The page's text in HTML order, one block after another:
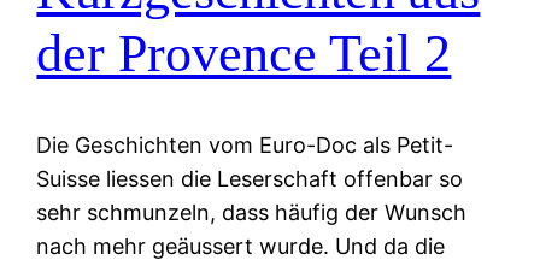
der Provence Teil 2
Die Geschichten vom Euro-Doc als Petit-
Suisse liessen die Leserschaft offenbar so
sehr schmunzeln, dass häufig der Wunsch
nach mehr geäussert wurde. Und da die